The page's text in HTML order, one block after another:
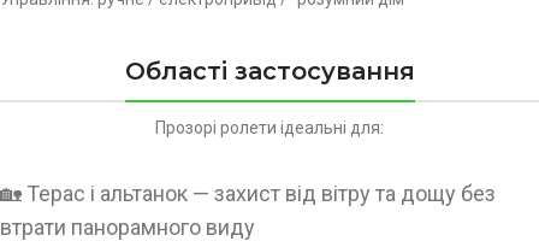
Області застосування
Прозорі ролети ідеальні для:
🏡 Терас і альтанок — захист від вітру та дощу без
втрати панорамного виду